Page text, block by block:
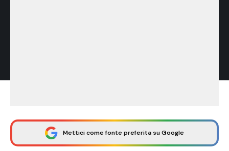
Mettici come fonte preferita su Google